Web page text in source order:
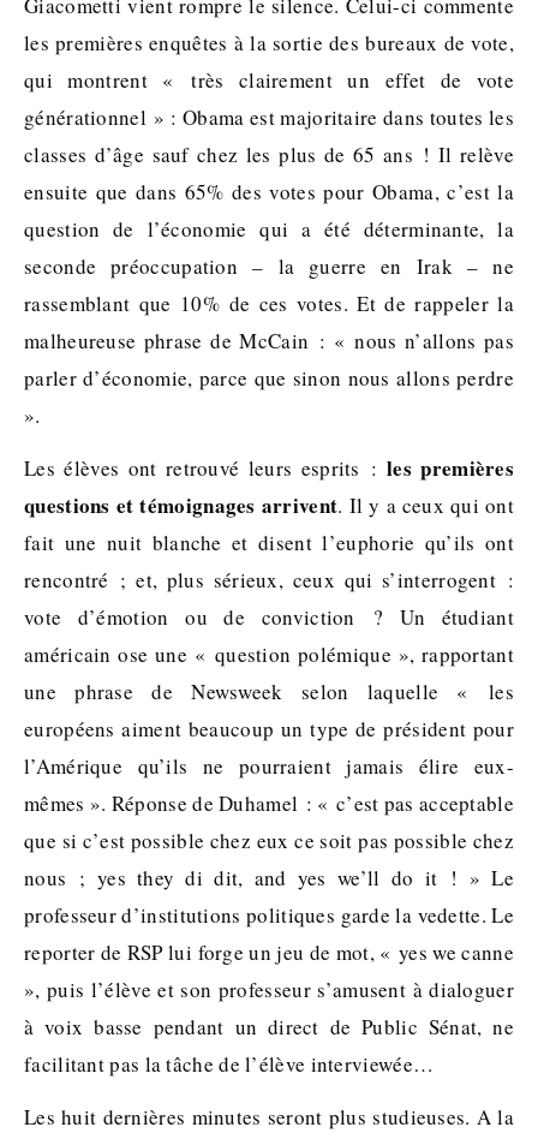
les premières enquêtes à la sortie des bureaux de vote,
qui montrent « très clairement un effet de vote
générationnel » : Obama est majoritaire dans toutes les
classes d’âge sauf chez les plus de 65 ans ! Il relève
ensuite que dans 65% des votes pour Obama, c’est la
question de l’économie qui a été déterminante, la
seconde préoccupation – la guerre en Irak – ne
rassemblant que 10% de ces votes. Et de rappeler la
malheureuse phrase de McCain : « nous n’allons pas
parler d’économie, parce que sinon nous allons perdre
».
Les élèves ont retrouvé leurs esprits : les premières
questions et témoignages arrivent. Il y a ceux qui ont
fait une nuit blanche et disent l’euphorie qu’ils ont
rencontré ; et, plus sérieux, ceux qui s’interrogent :
vote d’émotion ou de conviction ? Un étudiant
américain ose une « question polémique », rapportant
une phrase de Newsweek selon laquelle « les
européens aiment beaucoup un type de président pour
l’Amérique qu’ils ne pourraient jamais élire eux-
mêmes ». Réponse de Duhamel : « c’est pas acceptable
que si c’est possible chez eux ce soit pas possible chez
nous ; yes they di dit, and yes we’ll do it ! » Le
professeur d’institutions politiques garde la vedette. Le
reporter de RSP lui forge un jeu de mot, « yes we canne
», puis l’élève et son professeur s’amusent à dialoguer
à voix basse pendant un direct de Public Sénat, ne
facilitant pas la tâche de l’élève interviewée…
Les huit dernières minutes seront plus studieuses. A la